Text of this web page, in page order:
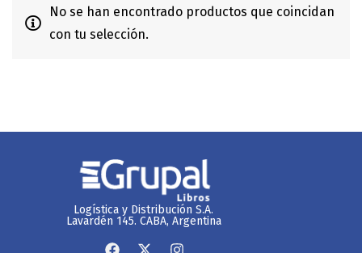
No se han encontrado productos que coincidan
con tu selección.
Logística y Distribución S.A.
Lavardén 145. CABA, Argentina